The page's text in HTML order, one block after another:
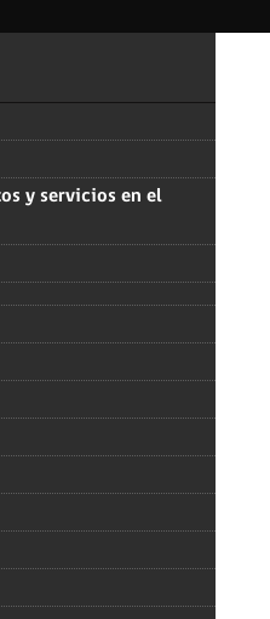
y servicios en el